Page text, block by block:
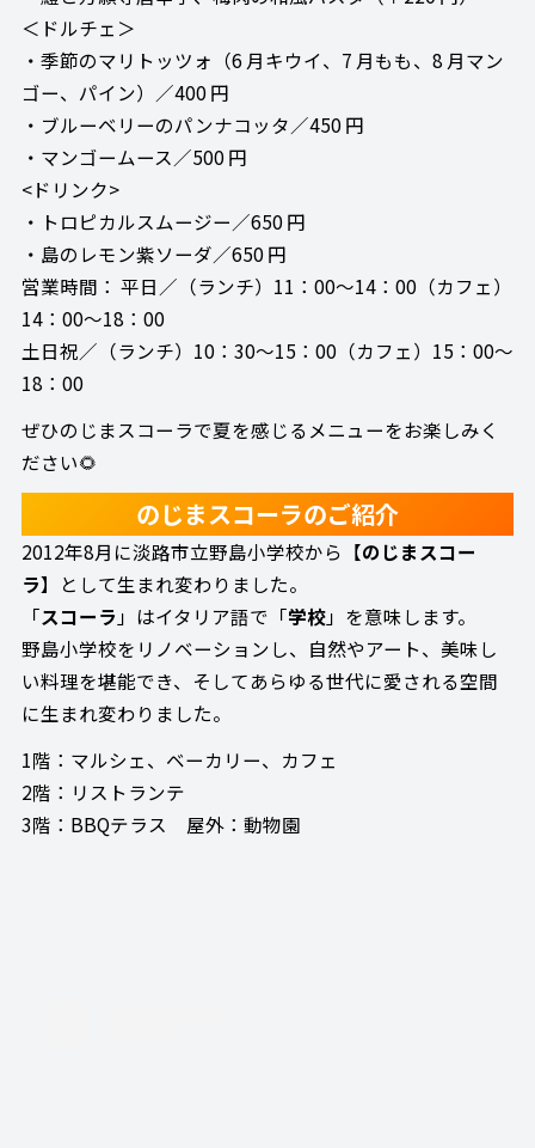
＜ドルチェ＞
・季節のマリトッツォ（6 月キウイ、7 月もも、8 月マン
ゴー、パイン）／400 円
・ブルーベリーのパンナコッタ／450 円
・マンゴームース／500 円
<ドリンク>
・トロピカルスムージー／650 円
・島のレモン紫ソーダ／650 円
営業時間： 平日／（ランチ）11：00～14：00（カフェ）
14：00～18：00
土日祝／（ランチ）10：30～15：00（カフェ）15：00～
18：00
ぜひのじまスコーラで夏を感じるメニューをお楽しみく
ださい🌻
のじまスコーラのご紹介
2012年8月に淡路市立野島小学校から【のじまスコー
ラ】として生まれ変わりました。
「スコーラ 」はイタリア語で「学校」を意味します。
野島小学校をリノベーションし、自然やアート、美味し
い料理を堪能でき、そしてあらゆる世代に愛される空間
に生まれ変わりました。
1階：マルシェ、ベーカリー、カフェ
2階：リストランテ
3階：BBQテラス 屋外：動物園